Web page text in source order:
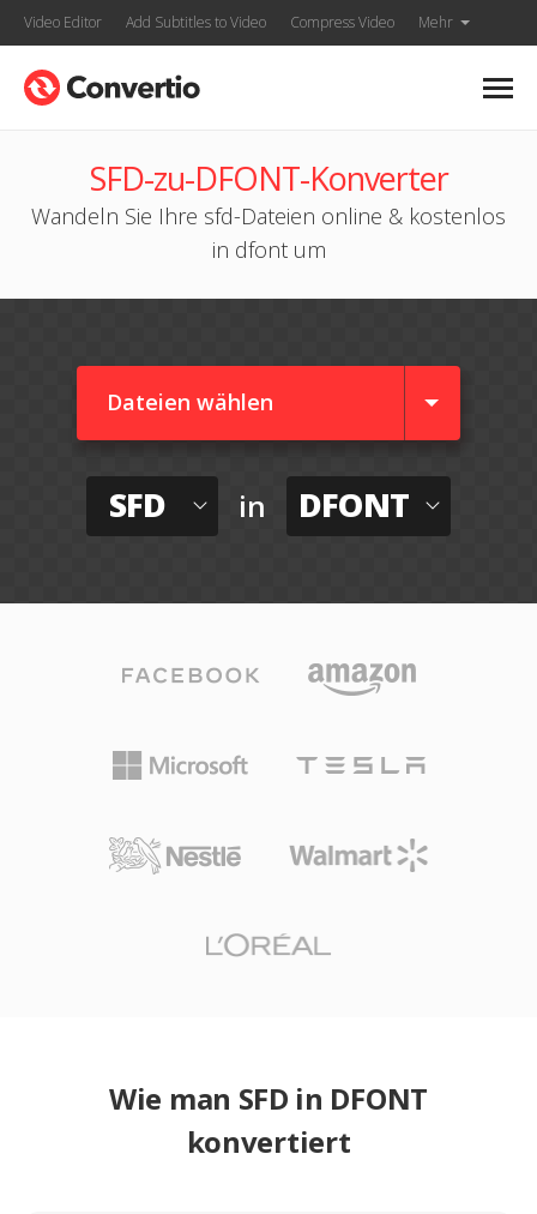
Video Editor Add Subtitles to Video Compress Video Mehr
SFD-zu-DFONT-Konverter
Wandeln Sie Ihre sfd-Dateien online & kostenlos
in dfont um
Dateien wählen
SFD in DFONT
Wie man SFD in DFONT
konvertiert